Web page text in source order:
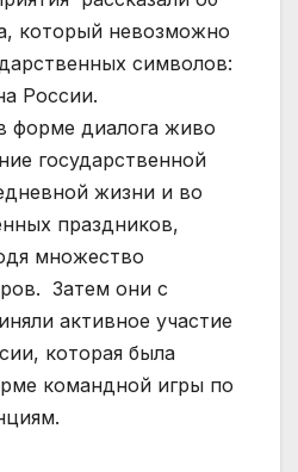
который невозможно
символов:
России.
форме диалога живо
государственной
жизни и во
праздников,
множество
Затем они с
активное участие
которая была
командной игры по